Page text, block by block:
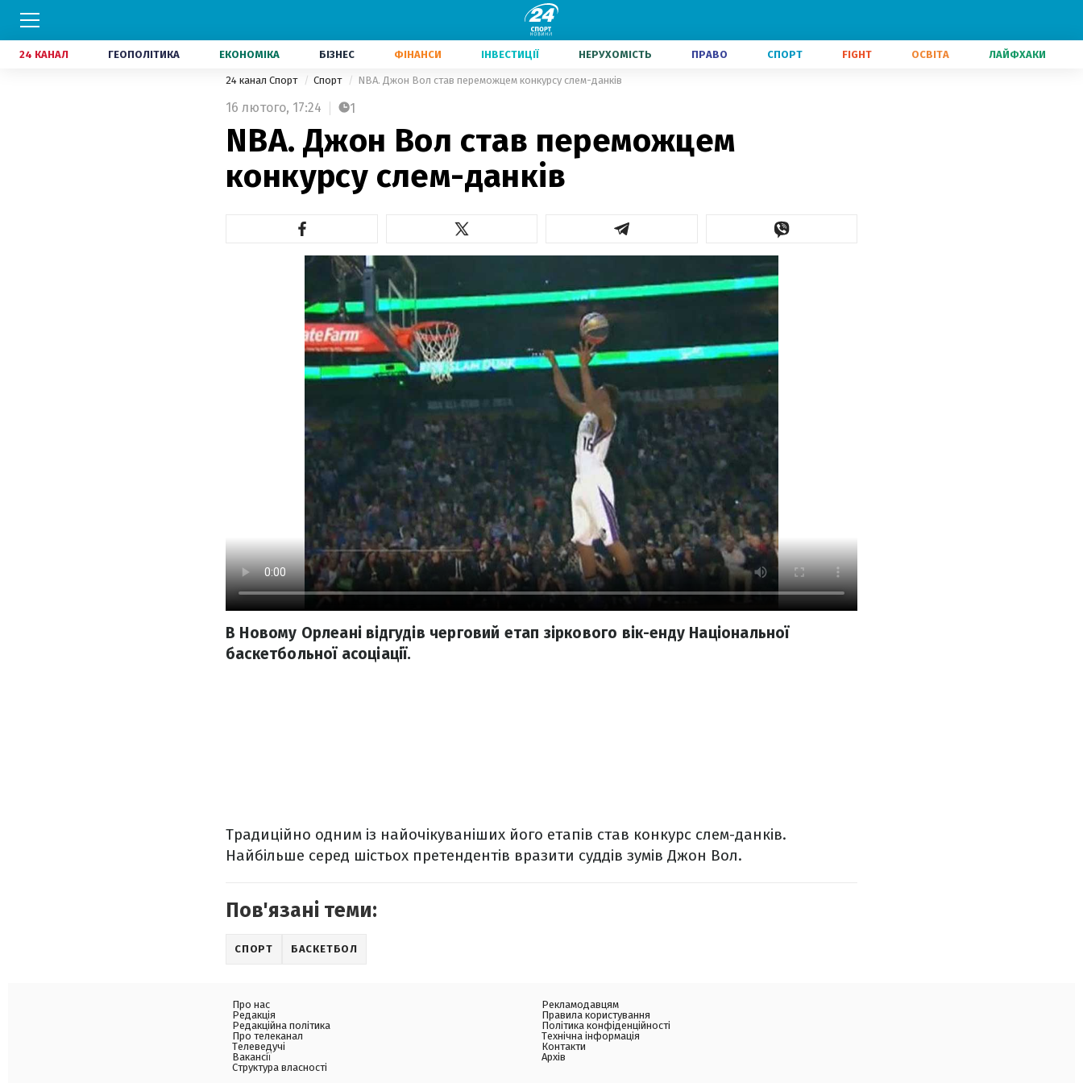
24 КАНАЛ ГЕОПОЛІТИКА ЕКОНОМІКА БІЗНЕС ФІНАНСИ ІНВЕСТИЦІЇ НЕРУХОМІСТЬ ПРАВО СПОРТ FIGHT ОСВІТА ЛАЙФХАКИ
24 канал Спорт Спорт NBA. Джон Вол став переможцем конкурсу слем-данків
16 лютого, 17:24 1
NBA. Джон Вол став переможцем
конкурсу слем-данків
В Новому Орлеані відгудів черговий етап зіркового вік-енду Національної
баскетбольної асоціації.
Традиційно одним із найочікуваніших його етапів став конкурс слем-данків.
Найбільше серед шістьох претендентів вразити суддів зумів Джон Вол.
Пов'язані теми:
СПОРТ БАСКЕТБОЛ
Про нас
Редакція
Редакційна політика
Про телеканал
Телеведучі
Вакансії
Структура власності
Рекламодавцям
Правила користування
Політика конфіденційності
Технічна інформація
Контакти
Архів